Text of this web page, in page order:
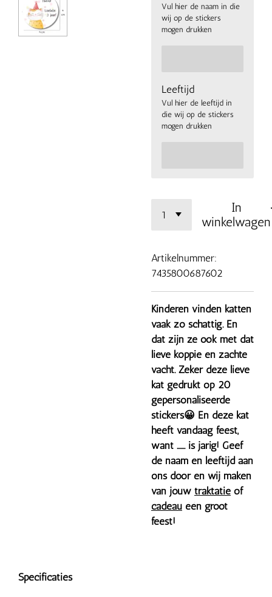
Vul hier de naam in die
wij op de stickers
mogen drukken
Leeftijd
Vul hier de leeftijd in
die wij op de stickers
mogen drukken
In
winkelwagen
Artikelnummer:
7435800687602
Kinderen vinden katten
vaak zo schattig. En
dat zijn ze ook met dat
lieve koppie en zachte
vacht. Zeker deze lieve
kat gedrukt op 20
gepersonaliseerde
stickers😀 En deze kat
heeft vandaag feest,
want ....... is jarig! Geef
de naam en leeftijd aan
ons door en wij maken
van jouw traktatie of
cadeau één groot
feest!
Specificaties